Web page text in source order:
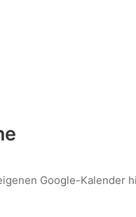
Google-Kalender